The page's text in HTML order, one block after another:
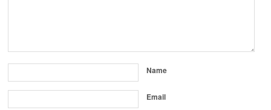
Name
Email